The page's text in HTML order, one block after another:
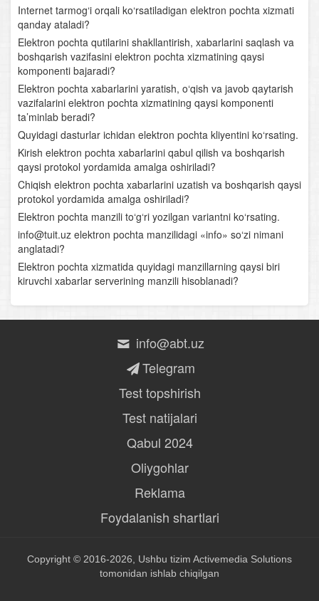
Internet tarmog‘i orqali ko‘rsatiladigan elektron pochta xizmati
qanday ataladi?
Elektron pochta qutilarini shakllantirish, xabarlarini saqlash va
boshqarish vazifasini elektron pochta xizmatining qaysi
komponenti bajaradi?
Elektron pochta xabarlarini yaratish, o‘qish va javob qaytarish
vazifalarini elektron pochta xizmatining qaysi komponenti
ta’minlab beradi?
Quyidagi dasturlar ichidan elektron pochta kliyentini ko‘rsating.
Kirish elektron pochta xabarlarini qabul qilish va boshqarish
qaysi protokol yordamida amalga oshiriladi?
Chiqish elektron pochta xabarlarini uzatish va boshqarish qaysi
protokol yordamida amalga oshiriladi?
Elektron pochta manzili to‘g‘ri yozilgan variantni ko‘rsating.
info@tuit.uz elektron pochta manzilidagi «info» so‘zi nimani
anglatadi?
Elektron pochta xizmatida quyidagi manzillarning qaysi biri
kiruvchi xabarlar serverining manzili hisoblanadi?
info@abt.uz
Telegram
Test topshirish
Test natijalari
Qabul 2024
Oliygohlar
Reklama
Foydalanish shartlari
Copyright © 2016-2026, Ushbu tizim Activemedia Solutions
tomonidan ishlab chiqilgan